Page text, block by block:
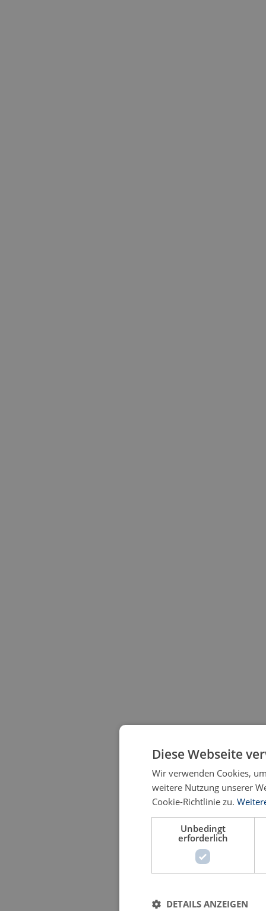
Diese Webseite
Wir verwenden Cookies,
weitere Nutzung unserer
Cookie-Richtlinie zu.
Unbedingt
erforderlich
DETAILS ANZEIGEN